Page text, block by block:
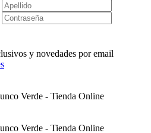
y novedades por email